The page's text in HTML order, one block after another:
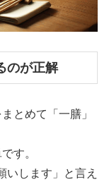
のが正解
とめて「一膳」
す。
いします」と言え